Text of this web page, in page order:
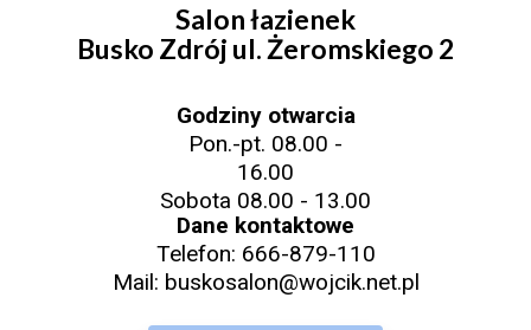
Salon łazienek
Busko Zdrój ul. Żeromskiego 2
Godziny otwarcia
Pon.-pt. 08.00 -
16.00
Sobota 08.00 - 13.00
Dane kontaktowe
Telefon: 666-879-110
Mail: buskosalon@wojcik.net.pl